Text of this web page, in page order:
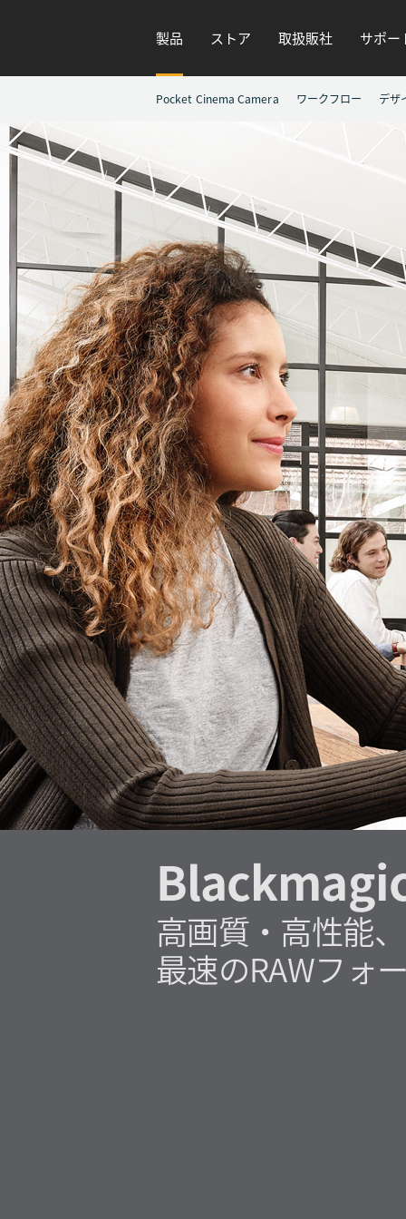
製品 ストア 取扱販社 サポー
Pocket Cinema Camera ワークフロー デザ
高画質・高性能
最速のRAWフォ